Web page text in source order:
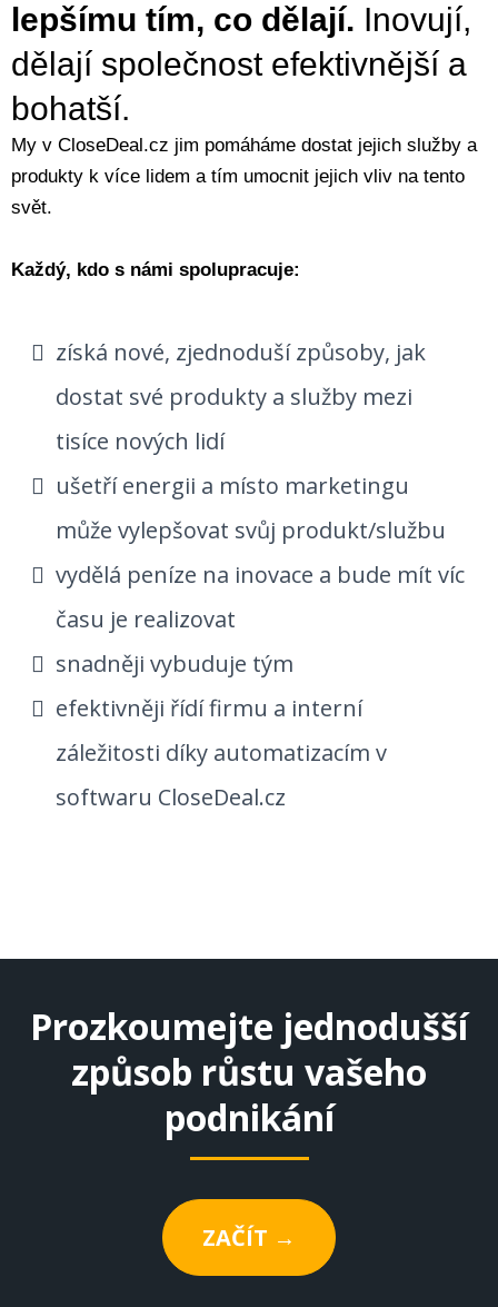
lepšímu tím, co dělají. Inovují,
dělají společnost efektivnější a
bohatší.
My v CloseDeal.cz jim pomáháme dostat jejich služby a
produkty k více lidem a tím umocnit jejich vliv na tento
svět.
Každý, kdo s námi spolupracuje:
získá nové, zjednoduší způsoby, jak
dostat své produkty a služby mezi
tisíce nových lidí
ušetří energii a místo marketingu
může vylepšovat svůj produkt/službu
vydělá peníze na inovace a bude mít víc
času je realizovat
snadněji vybuduje tým
efektivněji řídí firmu a interní
záležitosti díky automatizacím v
softwaru CloseDeal.cz
Prozkoumejte jednodušší
způsob růstu vašeho
podnikání
ZAČÍT →